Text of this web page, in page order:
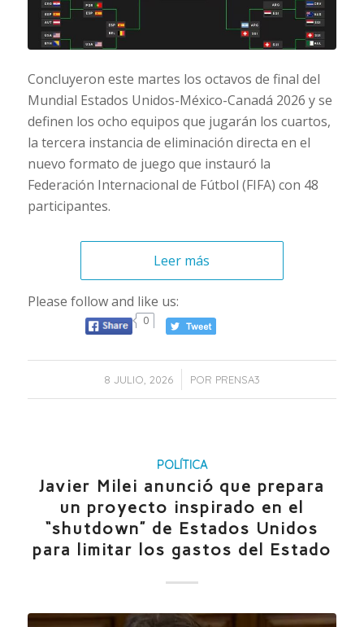
Concluyeron este martes los octavos de final del
Mundial Estados Unidos-México-Canadá 2026 y se
definen los ocho equipos que jugarán los cuartos,
la tercera instancia de eliminación directa en el
nuevo formato de juego que instauró la
Federación Internacional de Fútbol (FIFA) con 48
participantes.
Leer más
Please follow and like us:
0
8 JULIO, 2026
/ POR PRENSA3
POLÍTICA
Javier Milei anunció que prepara
un proyecto inspirado en el
“shutdown” de Estados Unidos
para limitar los gastos del Estado